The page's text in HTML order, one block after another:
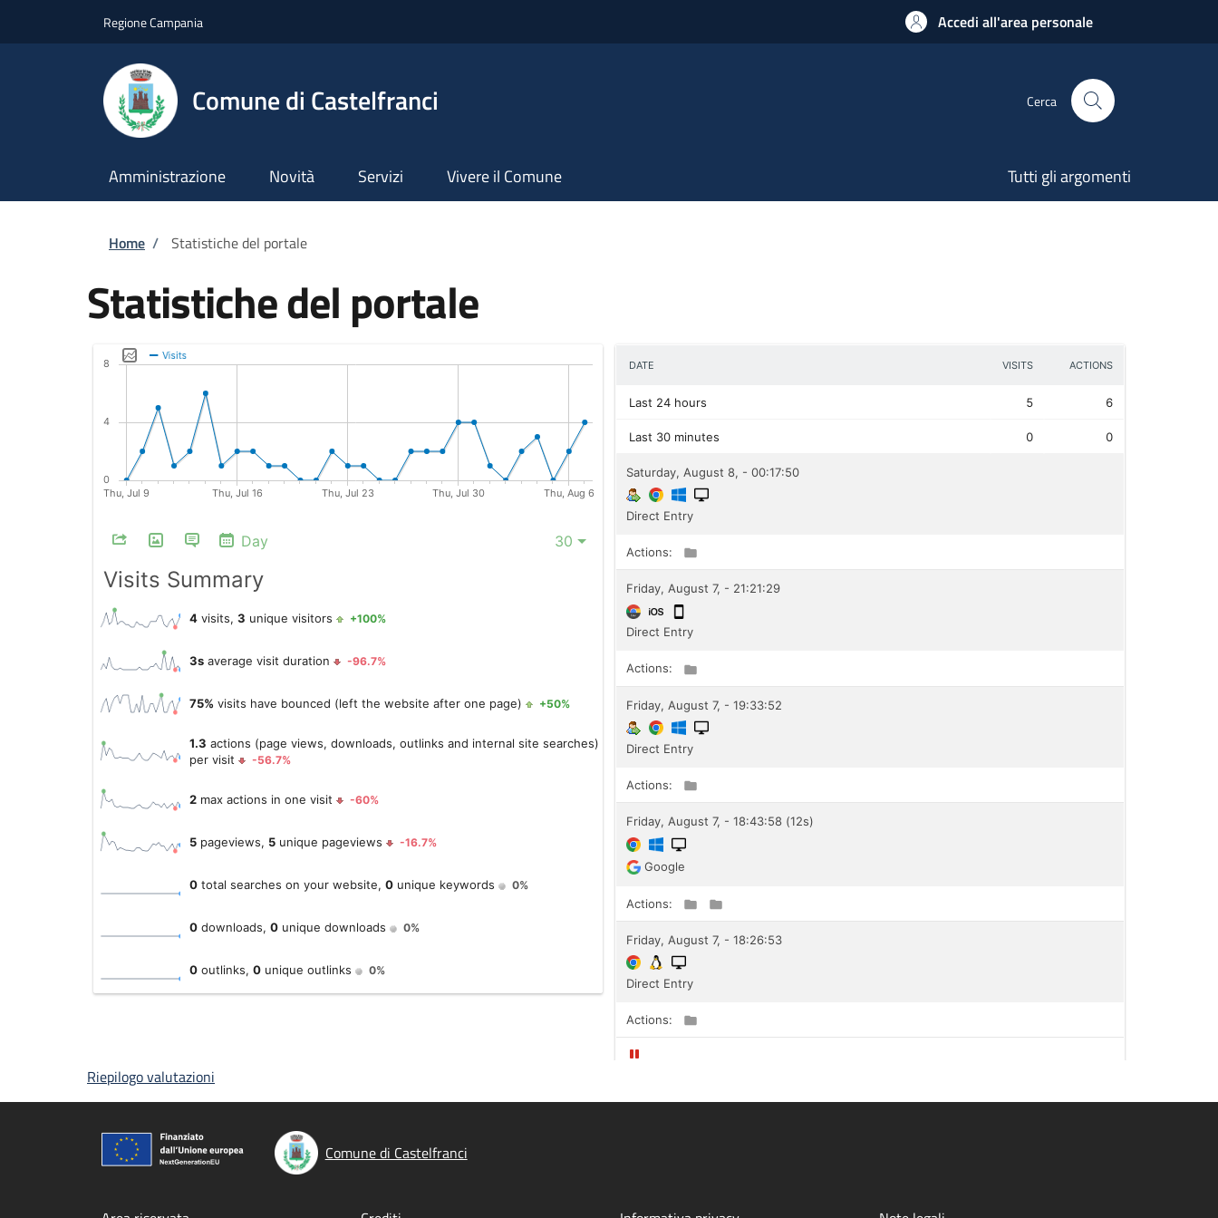
Regione Campania Accedi all'area personale
Comune di Castelfranci Cerca
Amministrazione Novità Servizi Vivere il Comune Tutti gli argomenti
Briciole di pane
Home / Statistiche del portale
Statistiche del portale
Riepilogo valutazioni
Comune di Castelfranci